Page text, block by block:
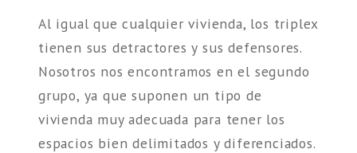
Al igual que cualquier vivienda, los triplex
tienen sus detractores y sus defensores.
Nosotros nos encontramos en el segundo
grupo, ya que suponen un tipo de
vivienda muy adecuada para tener los
espacios bien delimitados y diferenciados.